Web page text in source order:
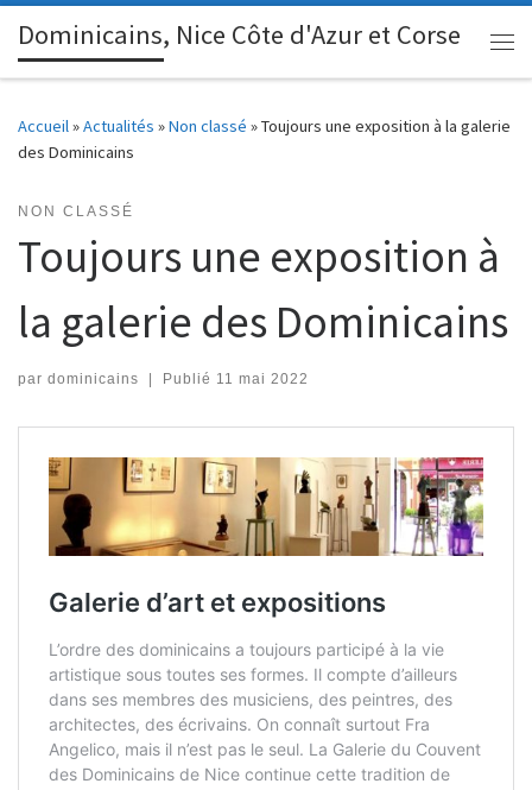
Passer au contenu
Dominicains, Nice Côte d'Azur et Corse
Accueil»Actualités »Non classé »Toujours une exposition à la galerie
des Dominicains
NON CLASSÉ
Toujours une exposition à
la galerie des Dominicains
par dominicains Publié 11 mai 2022